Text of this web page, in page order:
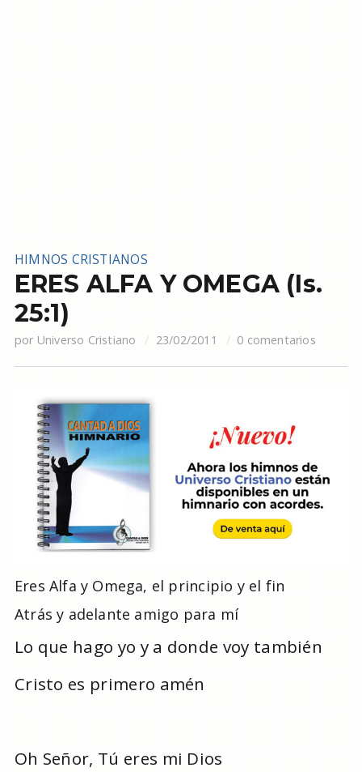
HIMNOS CRISTIANOS
ERES ALFA Y OMEGA (Is.
25:1)
por Universo Cristiano 23/02/2011 0 comentarios
Eres Alfa y Omega, el principio y el fin
Atrás y adelante amigo para mí
Lo que hago yo y a donde voy también
Cristo es primero amén
Oh Señor, Tú eres mi Dios